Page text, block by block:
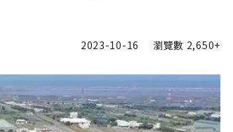
2023-10-16 瀏覽數 2,650+